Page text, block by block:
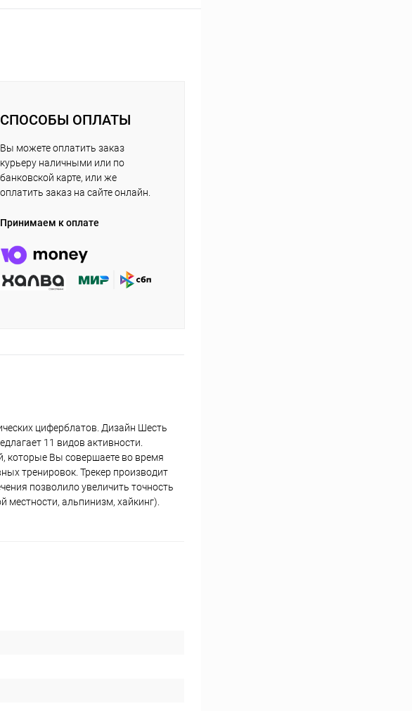
СПОСОБЫ ОПЛАТЫ
Вы можете оплатить заказ
курьеру наличными или по
банковской карте, или же
оплатить заказ на сайте онлайн.
Принимаем к оплате
циферблатов. Дизайн Шесть
11 видов активности.
которые Вы совершаете во время
тренировок. Трекер производит
позволило увеличить точность
альпинизм, хайкинг).
раз в 2
раз в 2 недели